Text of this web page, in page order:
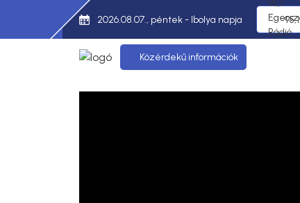
2026.08.07., péntek - Ibolya napja
Közérdekű információk